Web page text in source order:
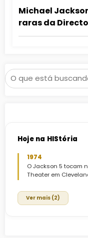
Michael
raras da
Scream
Pesquisar
Hoje na HIStória
1974
O Jackson 5 tocam
Theater em
Ver mais (2)